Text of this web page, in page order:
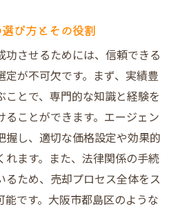
を高めるための改善提案
類整理と準備
対応力を高める方法
ら知っておくべき大阪市都
その分析手法
を与える要因
ランスを見極める
び方とその役割
させるためには、信頼できる
が不可欠です。まず、実績豊
とで、専門的な知識と経験を
ことができます。エージェン
握し、適切な価格設定や効果的
ます。また、法律関係の手続
るため、売却プロセス全体をス
です。大阪市都島区のような